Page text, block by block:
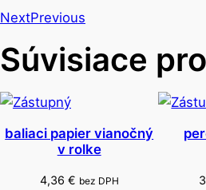
NextPrevious
Súvisiace
baliaci papier vianočný
v rolke
4,36 € bez DPH